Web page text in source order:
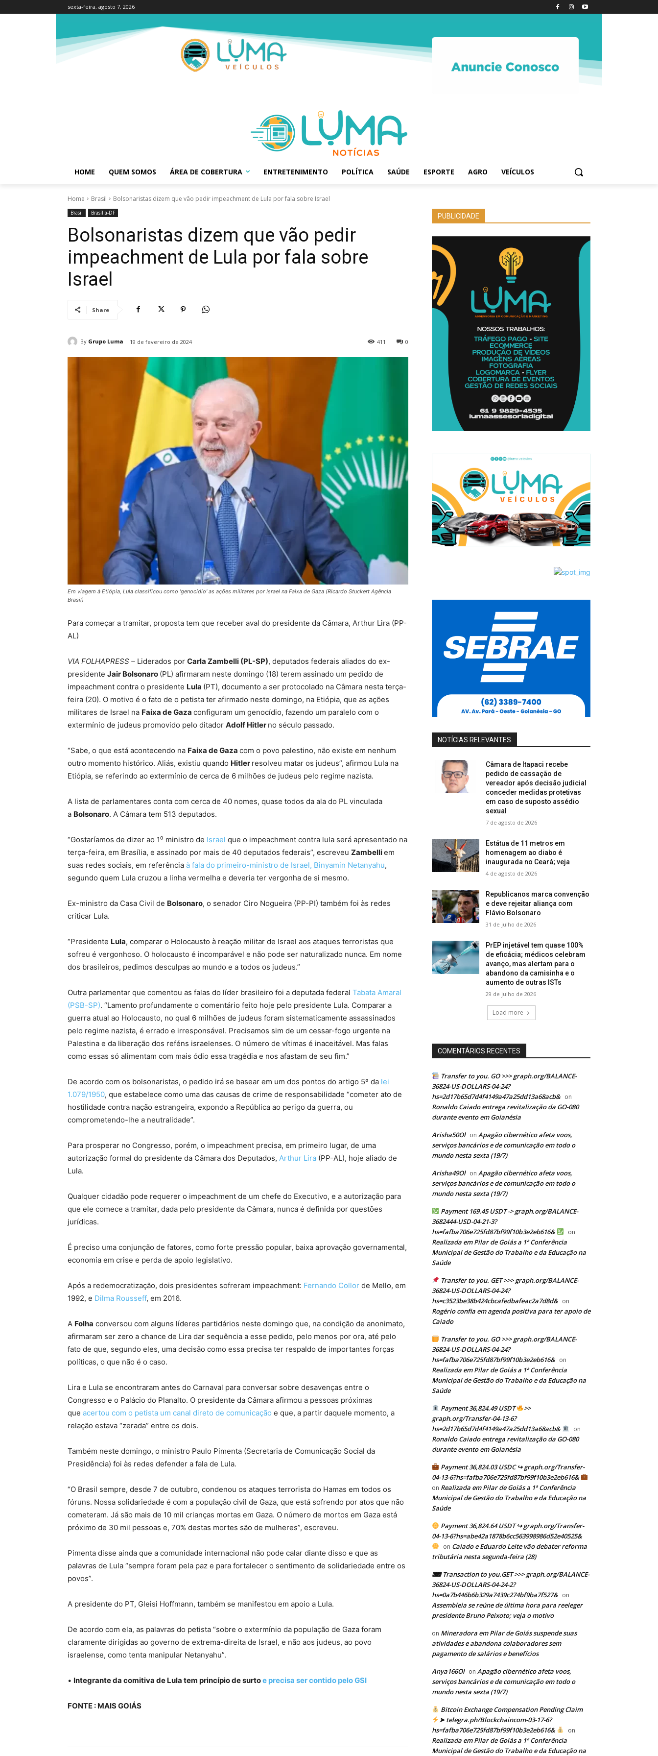
sexta-feira, agosto 7, 2026
HOME QUEM SOMOS ÁREA DE COBERTURA ENTRETENIMENTO POLÍTICA SAÚDE ESPORTE AGRO VEÍCULOS
Home Brasil Bolsonaristas dizem que vão pedir impeachment de Lula por fala sobre Israel
Brasil Brasília-DF
Bolsonaristas dizem que vão pedir
impeachment de Lula por fala sobre
Israel
Share
By Grupo Luma 19 de fevereiro de 2024 0
411
Em viagem à Etiópia, Lula classificou como 'genocídio' as ações militares por Israel na Faixa de Gaza (Ricardo Stuckert Agência
Brasil)
Para começar a tramitar, proposta tem que receber aval do presidente da Câmara, Arthur Lira (PP-
AL)
VIA FOLHAPRESS – Liderados por Carla Zambelli (PL-SP), deputados federais aliados do ex-
presidente Jair Bolsonaro (PL) afirmaram neste domingo (18) terem assinado um pedido de
impeachment contra o presidente Lula (PT), documento a ser protocolado na Câmara nesta terça-
feira (20). O motivo é o fato de o petista ter afirmado neste domingo, na Etiópia, que as ações
militares de Israel na Faixa de Gaza configuram um genocídio, fazendo um paralelo com o
extermínio de judeus promovido pelo ditador Adolf Hitler no século passado.
“Sabe, o que está acontecendo na Faixa de Gaza com o povo palestino, não existe em nenhum
outro momento histórico. Aliás, existiu quando Hitler resolveu matar os judeus”, afirmou Lula na
Etiópia, se referindo ao extermínio de cerca de 6 milhões de judeus pelo regime nazista.
A lista de parlamentares conta com cerca de 40 nomes, quase todos da ala do PL vinculada
a Bolsonaro. A Câmara tem 513 deputados.
“Gostaríamos de dizer ao 1⁰ ministro de Israel que o impeachment contra lula será apresentado na
terça-feira, em Brasília, e assinado por mais de 40 deputados federais”, escreveu Zambelliem
suas redes sociais, em referência à fala do primeiro-ministro de Israel, Binyamin Netanyahu,
segundo quem Lula cruzou a linha vermelha e deveria ter vergonha de si mesmo.
Ex-ministro da Casa Civil de Bolsonaro, o senador Ciro Nogueira (PP-PI) também foi às redes
criticar Lula.
“Presidente Lula, comparar o Holocausto à reação militar de Israel aos ataques terroristas que
sofreu é vergonhoso. O holocausto é incomparável e não pode ser naturalizado nunca. Em nome
dos brasileiros, pedimos desculpas ao mundo e a todos os judeus.”
Outra parlamentar que comentou as falas do líder brasileiro foi a deputada federal Tabata Amaral
(PSB-SP). “Lamento profundamente o comentário feito hoje pelo presidente Lula. Comparar a
guerra atual ao Holocausto, no qual 6 milhões de judeus foram sistematicamente assassinados
pelo regime nazista, é errado e irresponsável. Precisamos sim de um cessar-fogo urgente na
Palestina e da liberação dos reféns israelenses. O número de vítimas é inaceitável. Mas falas
como essas só alimentam com mais ódio essa tragédia e nos afastam de seu fim.”
De acordo com os bolsonaristas, o pedido irá se basear em um dos pontos do artigo 5º da lei
1.079/1950, que estabelece como uma das causas de crime de responsabilidade “cometer ato de
hostilidade contra nação estrangeira, expondo a República ao perigo da guerra, ou
comprometendo-lhe a neutralidade”.
Para prosperar no Congresso, porém, o impeachment precisa, em primeiro lugar, de uma
autorização formal do presidente da Câmara dos Deputados, Arthur Lira (PP-AL), hoje aliado de
Lula.
Qualquer cidadão pode requerer o impeachment de um chefe do Executivo, e a autorização para
que ele comece a tramitar, dada pelo presidente da Câmara, nunca é definida por questões
jurídicas.
É preciso uma conjunção de fatores, como forte pressão popular, baixa aprovação governamental,
economia em crise e perda de apoio legislativo.
Após a redemocratização, dois presidentes sofreram impeachment: Fernando Collor de Mello, em
1992, e Dilma Rousseff, em 2016.
A Folha conversou com alguns líderes partidários neste domingo que, na condição de anonimato,
afirmaram ser zero a chance de Lira dar sequência a esse pedido, pelo menos por ora, até pelo
fato de que, segundo eles, uma decisão como essa precisa ter respaldo de importantes forças
políticas, o que não é o caso.
Lira e Lula se encontraram antes do Carnaval para conversar sobre desavenças entre o
Congresso e o Palácio do Planalto. O presidente da Câmara afirmou a pessoas próximas
que acertou com o petista um canal direto de comunicação e que, a partir daquele momento, a
relação estava “zerada” entre os dois.
Também neste domingo, o ministro Paulo Pimenta (Secretaria de Comunicação Social da
Presidência) foi às redes defender a fala de Lula.
“O Brasil sempre, desde 7 de outubro, condenou os ataques terrorista do Hamas em todos os
fóruns. Nossa solidariedade é com a população civil de Gaza, que está sofrendo por atos que não
cometeram. Já são mais de 10 mil crianças mortas em Gaza. O número de mortos em Gaza está
próximo de 30 mil pessoas e, 70% destas mortes são de mulheres”, escreveu.
Pimenta disse ainda que a comunidade internacional não pode calar diante disso e que as
palavras de Lula “sempre foram pela paz e para fortalecer o sentimento de solidariedade entre os
povos”.
A presidente do PT, Gleisi Hoffmann, também se manifestou em apoio a Lula.
De acordo com ela, as palavras do petista “sobre o extermínio da população de Gaza foram
claramente dirigidas ao governo de extrema-direita de Israel, e não aos judeus, ao povo
israelense, como tenta manipular Netanyahu”.
• Integrante da comitiva de Lula tem princípio de surtoe precisa ser contido pelo GSI
FONTE : MAIS GOIÁS
PUBLICIDADE
NOTÍCIAS RELEVANTES
Câmara de Itapaci recebe
pedido de cassação de
vereador após decisão judicial
conceder medidas protetivas
em caso de suposto assédio
sexual
7 de agosto de 2026
Estátua de 11 metros em
homenagem ao diabo é
inaugurada no Ceará; veja
4 de agosto de 2026
Republicanos marca convenção
e deve rejeitar aliança com
Flávio Bolsonaro
31 de julho de 2026
PrEP injetável tem quase 100%
de eficácia; médicos celebram
avanço, mas alertam para o
abandono da camisinha e o
aumento de outras ISTs
29 de julho de 2026
Load more
COMENTÁRIOS RECENTES
Transfer to you. GO >>> graph.org/BALANCE-
36824-US-DOLLARS-04-24?
hs=2d17b65d7d4f4149a47a25dd13a68acb& on
Ronaldo Caiado entrega revitalização da GO-080
durante evento em Goianésia
Arisha50Ol on Apagão cibernético afeta voos,
serviços bancários e de comunicação em todo o
mundo nesta sexta (19/7)
Arisha49Ol on Apagão cibernético afeta voos,
serviços bancários e de comunicação em todo o
mundo nesta sexta (19/7)
Payment 169.45 USDT -> graph.org/BALANCE-
3682444-USD-04-21-3?
hs=fafba706e725fd87bf99f10b3e2eb616&
on
Realizada em Pilar de Goiás a 1ª Conferência
Municipal de Gestão do Trabalho e da Educação na
Saúde
Transfer to you. GET >>> graph.org/BALANCE-
36824-US-DOLLARS-04-24?
hs=c3523be38b424cbcafedbafeac2a7d8d& on
Rogério confia em agenda positiva para ter apoio de
Caiado
Transfer to you. GO >>> graph.org/BALANCE-
36824-US-DOLLARS-04-24?
hs=fafba706e725fd87bf99f10b3e2eb616& on
Realizada em Pilar de Goiás a 1ª Conferência
Municipal de Gestão do Trabalho e da Educação na
Saúde
Payment 36,824.49 USDT
>>
graph.org/Transfer-04-13-6?
hs=2d17b65d7d4f4149a47a25dd13a68acb&
on
Ronaldo Caiado entrega revitalização da GO-080
durante evento em Goianésia
Payment 36,824.03 USDC ↪ graph.org/Transfer-
04-13-6?hs=fafba706e725fd87bf99f10b3e2eb616&
on Realizada em Pilar de Goiás a 1ª Conferência
Municipal de Gestão do Trabalho e da Educação na
Saúde
Payment 36,824.64 USDT ↪ graph.org/Transfer-
04-13-6?hs=abe42a1878b6cc563998986d52e40525&
on Caiado e Eduardo Leite vão debater reforma
tributária nesta segunda-feira (28)
⌨ Transaction to you.GET >>> graph.org/BALANCE-
36824-US-DOLLARS-04-24-2?
hs=0a7b446b6b329a7439c274bf9ba7f527& on
Assembleia se reúne de última hora para reeleger
presidente Bruno Peixoto; veja o motivo
on Mineradora em Pilar de Goiás suspende suas
atividades e abandona colaboradores sem
pagamento de salários e benefícios
Anya166Ol on Apagão cibernético afeta voos,
serviços bancários e de comunicação em todo o
mundo nesta sexta (19/7)
Bitcoin Exchange Compensation Pending Claim
➤ telegra.ph/Blockchaincom-03-17-6?
hs=fafba706e725fd87bf99f10b3e2eb616&
on
Realizada em Pilar de Goiás a 1ª Conferência
Municipal de Gestão do Trabalho e da Educação na